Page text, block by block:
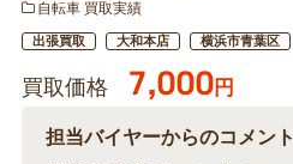
自転車 買取実績
出張買取 大和本店 横浜市青葉区
買取価格 7,000円
担当バイヤーからのコメント